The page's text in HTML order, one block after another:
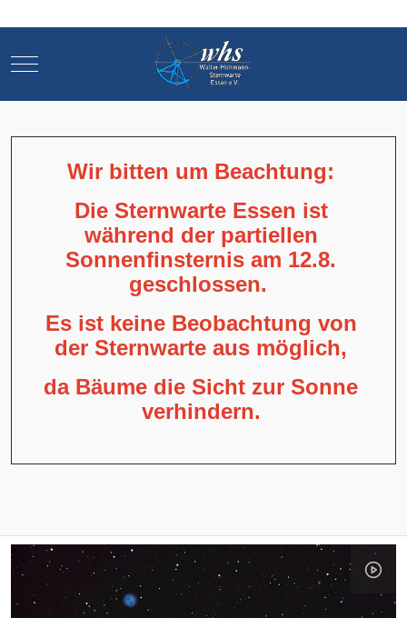
Mobile Menu Toggle
Wir bitten um Beachtung:
Die Sternwarte Essen ist
während der partiellen
Sonnenfinsternis am 12.8.
geschlossen.
Es ist keine Beobachtung von
der Sternwarte aus möglich,
da Bäume die Sicht zur Sonne
verhindern.